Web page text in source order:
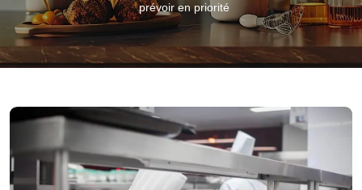
prévoir en priorité